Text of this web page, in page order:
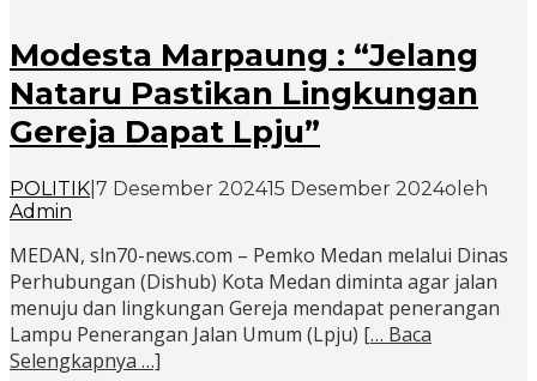
Modesta Marpaung : “Jelang
Nataru Pastikan Lingkungan
Gereja Dapat Lpju”
POLITIK 7 Desember 202415 Desember 2024oleh
Admin
MEDAN, sln70-news.com – Pemko Medan melalui Dinas
Perhubungan (Dishub) Kota Medan diminta agar jalan
menuju dan lingkungan Gereja mendapat penerangan
Lampu Penerangan Jalan Umum (Lpju) [… Baca
Selengkapnya …]